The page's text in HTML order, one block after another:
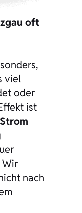
oft
viel
oder
ist
Wir
nach